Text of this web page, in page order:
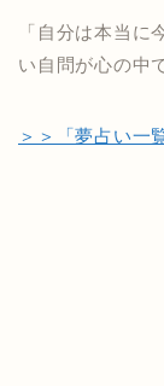
「自分は本当
い自問が心の中
＞＞「夢占い一